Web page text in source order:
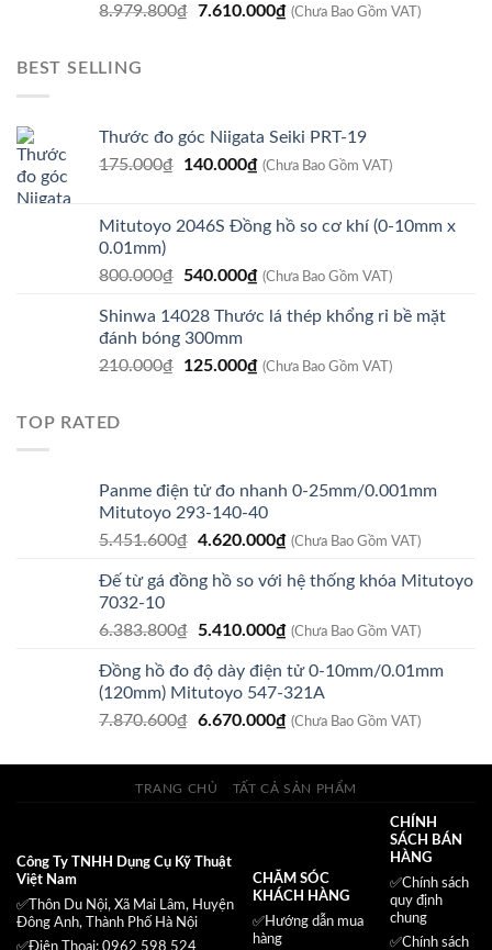
7.560.000₫.
8.979.800₫ Giá
7.610.000₫Giá
(Chưa Bao Gồm VAT)
BEST SELLING
Thước đo góc Niigata Seiki PRT-19
175.000₫
Giá
175.000₫.
140.000₫Giá
là:
(Chưa Bao Gồm VAT)
Mitutoyo 2046S Đồng hồ so cơ khí (0-10mm x
0.01mm)
800.000₫
Giá
là:
800.000₫.
540.000₫Giá
tại
540.000₫.
(Chưa Bao Gồm VAT)
Shinwa 14028 Thước lá thép khổng rỉ bề mặt
đánh bóng 300mm
210.000₫
Giá
125.000₫Giá
(Chưa Bao Gồm VAT)
TOP RATED
Panme điện tử đo nhanh 0-25mm/0.001mm
Mitutoyo 293-140-40
5.451.600₫ Giá
là:
4.620.000₫Giá
tại
4.620.000₫.
(Chưa Bao Gồm VAT)
Đế từ gá đồng hồ so với hệ thống khóa Mitutoyo
7032-10
6.383.800₫
Giá
là:
6.383.800₫.
5.410.000₫Giá
tại
là:
5.410.000₫.
(Chưa Bao Gồm VAT)
Đồng hồ đo độ dày điện tử 0-10mm/0.01mm
(120mm) Mitutoyo 547-321A
7.870.600₫ Giá
là:
7.870.600₫.
6.670.000₫Giá
tại
là:
(Chưa Bao Gồm VAT)
TRANG CHỦ TẤT CẢ SẢN PHẨM
Công Ty TNHH Dụng Cụ Kỹ Thuật
Việt Nam
✅Thôn Du Nội, Xã Mai Lâm, Huyện
Đông Anh, Thành Phố Hà Nội
CHĂM SÓC
KHÁCH HÀNG
✅Hướng dẫn mua
hàng
CHÍNH
SÁCH BÁN
HÀNG
✅Chính sách
quy định
chung
✅Chính sách